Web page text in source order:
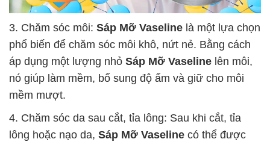
3. Chăm sóc môi: Sáp Mỡ Vaseline là một lựa chọn
phổ biến để chăm sóc môi khô, nứt nẻ. Bằng cách
áp dụng một lượng nhỏ Sáp Mỡ Vaseline lên môi,
nó giúp làm mềm, bổ sung độ ẩm và giữ cho môi
mềm mượt.
4. Chăm sóc da sau cắt, tỉa lông: Sau khi cắt, tỉa
lông hoặc nạo da, Sáp Mỡ Vaseline có thể được